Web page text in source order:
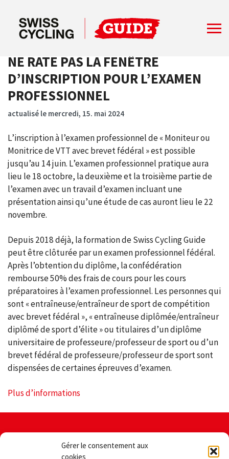
Gérer le consentement aux
cookies
NE RATE PAS LA FENÊTRE
D’INSCRIPTION POUR L’EXAMEN
PROFESSIONNEL
actualisé le mercredi, 15. mai 2024
L’inscription à l’examen professionnel de « Moniteur ou
Monitrice de VTT avec brevet fédéral » est possible
jusqu’au 14 juin. L’examen professionnel pratique aura
lieu le 18 octobre, la deuxième et la troisième partie de
l’examen avec un travail d’examen incluant une
présentation ainsi qu’une étude de cas auront lieu le 22
novembre.
Depuis 2018 déjà, la formation de Swiss Cycling Guide
peut être clôturée par un examen professionnel fédéral.
Après l’obtention du diplôme, la confédération
rembourse 50% des frais de cours pour les cours
préparatoires à l’examen professionnel. Les personnes qui
sont « entraîneuse/entraîneur de sport de compétition
avec brevet fédéral », « entraîneuse diplômée/entraîneur
diplômé de sport d’élite » ou titulaires d’un diplôme
universitaire de professeure/professeur de sport ou d’un
brevet fédéral de professeure/professeur de sport sont
dispensées de certaines épreuves d’examen.
Plus d’informations
Swiss Cycling Guide
juridiques